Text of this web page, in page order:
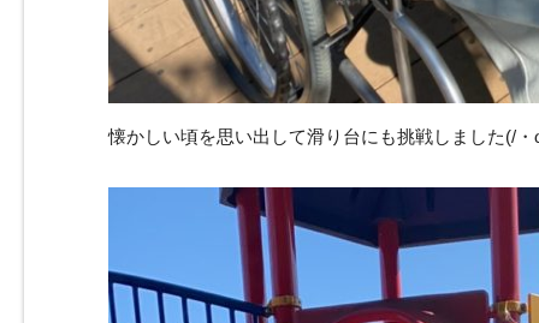
懐かしい頃を思い出して滑り台にも挑戦しました(/